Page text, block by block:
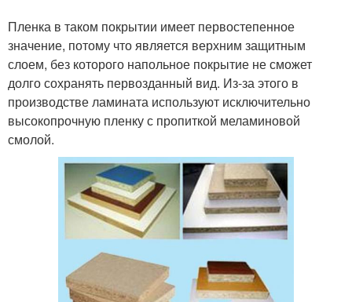
Пленка в таком покрытии имеет первостепенное
значение, потому что является верхним защитным
слоем, без которого напольное покрытие не сможет
долго сохранять первозданный вид. Из-за этого в
производстве ламината используют исключительно
высокопрочную пленку с пропиткой меламиновой
смолой.